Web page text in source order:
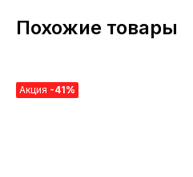
Похожие товары
Акция -41%